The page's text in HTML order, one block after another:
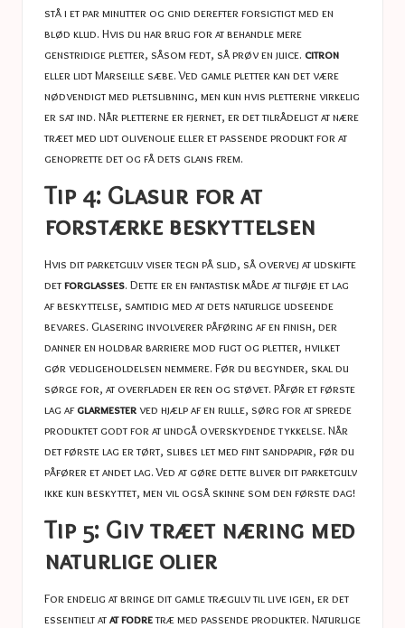
stå i et par minutter og gnid derefter forsigtigt med en
blød klud. Hvis du har brug for at behandle mere
genstridige pletter, såsom fedt, så prøv en juice. citron
eller lidt Marseille sæbe. Ved gamle pletter kan det være
nødvendigt med pletslibning, men kun hvis pletterne virkelig
er sat ind. Når pletterne er fjernet, er det tilrådeligt at nære
træet med lidt olivenolie eller et passende produkt for at
genoprette det og få dets glans frem.
Tip 4: Glasur for at
forstærke beskyttelsen
Hvis dit parketgulv viser tegn på slid, så overvej at udskifte
detforglasses. Dette er en fantastisk måde at tilføje et lag
af beskyttelse, samtidig med at dets naturlige udseende
bevares. Glasering involverer påføring af en finish, der
danner en holdbar barriere mod fugt og pletter, hvilket
gør vedligeholdelsen nemmere. Før du begynder, skal du
sørge for, at overfladen er ren og støvet. Påfør et første
lag afglarmesterved hjælp af en rulle, sørg for at sprede
produktet godt for at undgå overskydende tykkelse. Når
det første lag er tørt, slibes let med fint sandpapir, før du
påfører et andet lag. Ved at gøre dette bliver dit parketgulv
ikke kun beskyttet, men vil også skinne som den første dag!
Tip 5: Giv træet næring med
naturlige olier
For endelig at bringe dit gamle trægulv til live igen, er det
essentielt atat fodretræ med passende produkter. Naturlige